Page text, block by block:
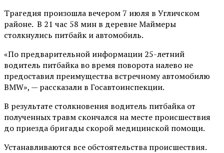
Трагедия произошла вечером 7 июля в Угличском
районе. В 21 час 58 мин в деревне Маймеры
столкнулись питбайк и автомобиль.
«По предварительной информации 25-летний
водитель питбайка во время поворота налево не
предоставил преимущества встречному автомобилю
BMW», — рассказали в Госавтоинспекции.
В результате столкновения водитель питбайка от
полученных травм скончался на месте происшествия
до приезда бригады скорой медицинской помощи.
Устанавливаются все обстоятельства происшествия.